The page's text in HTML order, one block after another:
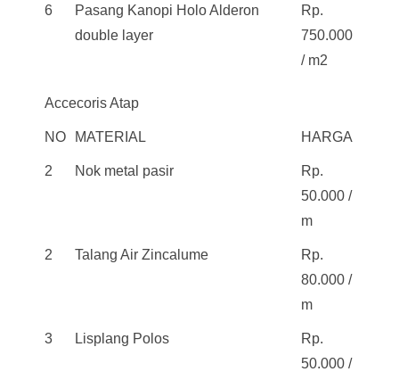
6
Pasang Kanopi Holo Alderon
double layer
Rp.
750.000
/ m2
Accecoris Atap
NO MATERIAL HARGA
2 Nok metal pasir
Rp.
50.000 /
m
2 Talang Air Zincalume
Rp.
80.000 /
m
3 Lisplang Polos
Rp.
50.000 /